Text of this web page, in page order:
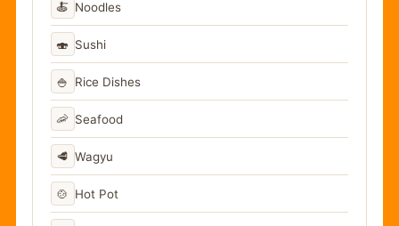
🍝 Noodles
🍣 Sushi
🍚 Rice Dishes
🦐 Seafood
🥩 Wagyu
🍲 Hot Pot